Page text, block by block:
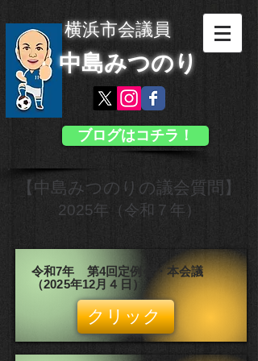
横浜市会議員
中島みつのり
ブログはコチラ！
【中島みつのりの議会質問】
2025年（令和７年）
令和7年 第4回定例会・本会議
（2025年12月４日）
クリック